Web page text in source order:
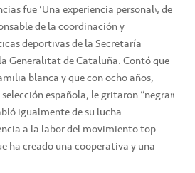
fue ‘Una experiencia personal’, de
de la coordinación y
deportivas de la Secretaría
Generalitat de Cataluña. Contó que
blanca y que con ocho años,
española, le gritaron “negra”
igualmente de su lucha
a la labor del movimiento top-
ha creado una cooperativa y una